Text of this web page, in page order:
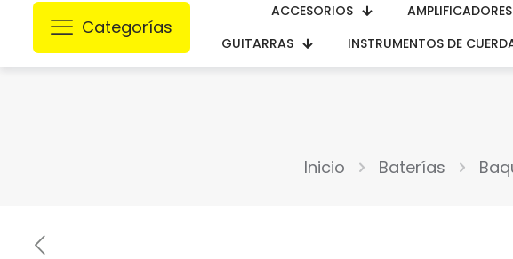
Categorías
ACCESORIOS AMPLIFICADORES
GUITARRAS
INSTRUMENTOS DE
Inicio Baterías